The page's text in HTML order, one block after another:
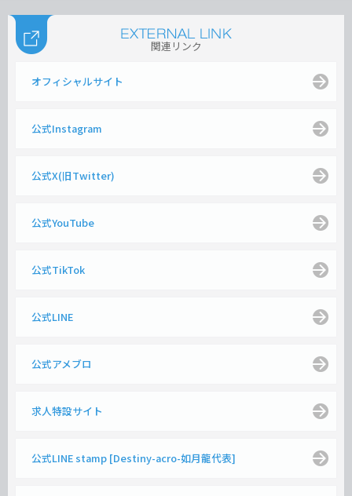
関連リンク
オフィシャルサイト
公式Instagram
公式X(旧Twitter)
公式YouTube
公式TikTok
公式LINE
公式アメブロ
求人特設サイト
公式LINE stamp [Destiny-acro-如月龍代表]